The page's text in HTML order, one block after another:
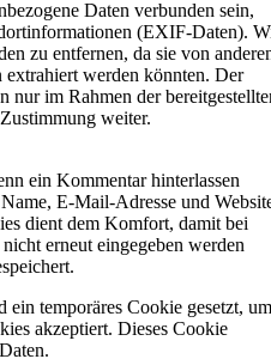
Daten verbunden sein,
(EXIF-Daten).
zu entfernen, da sie von
extrahiert werden könnten. Der
nur im Rahmen der
weiter.
ein Kommentar hinterlassen
E-Mail-Adresse und
dient dem Komfort, damit bei
erneut eingegeben werden
temporäres Cookie gesetzt, um
akzeptiert. Dieses Cookie